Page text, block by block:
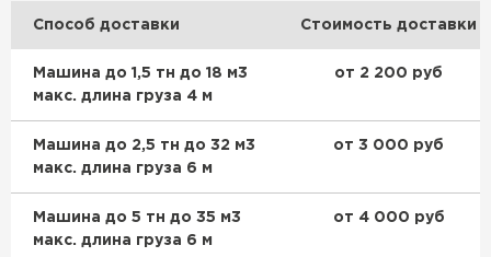
Способ доставки Стоимость доставки
Машина до 1,5 тн до 18 м3
макс. длина груза 4 м
от 2 200 руб
Машина до 2,5 тн до 32 м3
макс. длина груза 6 м
от 3 000 руб
Машина до 5 тн до 35 м3
макс. длина груза 6 м
от 4 000 руб